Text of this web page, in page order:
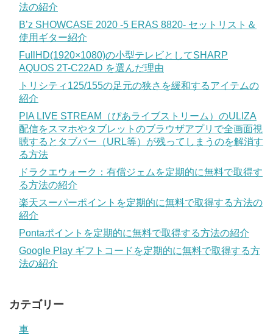
法の紹介
B’z SHOWCASE 2020 -5 ERAS 8820- セットリスト＆
使用ギター紹介
FullHD(1920×1080)の小型テレビとしてSHARP
AQUOS 2T-C22AD を選んだ理由
トリシティ125/155の足元の狭さを緩和するアイテムの
紹介
PIA LIVE STREAM（ぴあライブストリーム）のULIZA
配信をスマホやタブレットのブラウザアプリで全画面視
聴するとタブバー（URL等）が残ってしまうのを解消す
る方法
ドラクエウォーク：有償ジェムを定期的に無料で取得す
る方法の紹介
楽天スーパーポイントを定期的に無料で取得する方法の
紹介
Pontaポイントを定期的に無料で取得する方法の紹介
Google Play ギフトコードを定期的に無料で取得する方
法の紹介
カテゴリー
車